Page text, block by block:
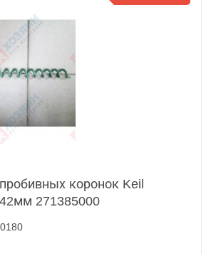
коронок Keil
271385000